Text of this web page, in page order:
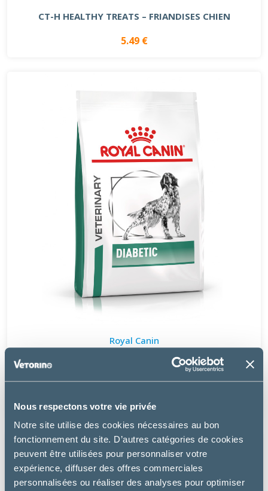
Nous respectons votre vie privée
Notre site utilise des cookies nécessaires au bon
fonctionnement du site. D’autres catégories de cookies
peuvent être utilisées pour personnaliser votre
expérience, diffuser des offres commerciales
personnalisées ou réaliser des analyses pour optimiser
CT-H HEALTHY TREATS – FRIANDISES CHIEN
5.49 €
Royal Canin
20.99€